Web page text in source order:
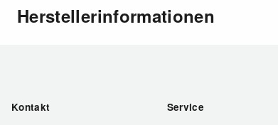
Herstellerinformationen
Kontakt Service